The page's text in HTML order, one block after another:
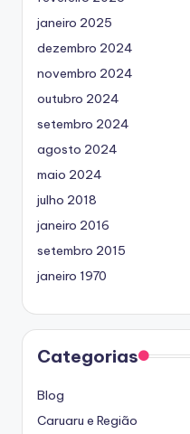
janeiro 2025
dezembro 2024
novembro 2024
outubro 2024
setembro 2024
agosto 2024
maio 2024
julho 2018
janeiro 2016
setembro 2015
janeiro 1970
Categorias
Blog
Caruaru e Região